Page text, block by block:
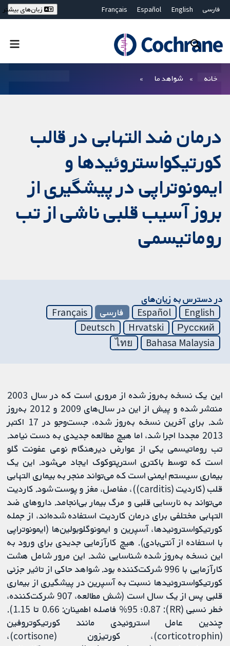
فارسی English
Español
Français
Bahasa Malaysia
ไทย
繁體中文
زبان‌های بیشتر
خانه شواهد ما
درمان ضد التهابی در قالب
کورتیکواستروئیدها و
ایمونوتراپی در پیشگیری از
بروز آسیب قلبی ناشی از تب
روماتیسمی
در دسترس به زیان‌های
English
Español فارسی
Français
Русский
Hrvatski
Deutsch
Bahasa Malaysia
ไทย
این یک نسخه به‌روز شده از مروری است که در سال 2003
منتشر شده و پیش از این در سال‌های 2009 و 2012 به‌روز
شد. برای آخرین نسخه به‌روز شده، جست‌وجو در 17 اکتبر
2013 مجددا اجرا شد، اما هیچ مطالعه جدیدی به دست نیامد.
تب روماتیسمی یکی از عوارض دیرهنگام نوعی عفونت گلو
است که توسط باکتری استرپتوکوک ایجاد می‌شود. این یک
بیماری سیستم ایمنی است که می‌تواند منجر به بیماری التهابی
قلب (کاردیت (carditis))، مفاصل، مغز و پوست شود. کاردیت
می‌تواند به نارسایی قلبی و مرگ بیمار بی‌انجامد. داروهای ضد
التهابی مختلفی برای درمان کاردیت استفاده شده‌اند، از جمله
کورتیکواستروئیدها، آسپرین و ایمونوگلوبولین‌ها (ایمونوتراپی
با استفاده از آنتی‌بادی). هیچ کارآزمایی جدیدی برای ورود به
این نسخه به‌روز شده شناسایی نشد. این مرور شامل هشت
کارآزمایی با 996 شرکت‌کننده بود. شواهد حاکی از تاثیر جزئی
کورتیکواستروئیدها نسبت به آسپرین در پیشگیری از بیماری
قلبی پس از یک سال است (شش مطالعه، 907 شرکت‌کننده،
خطر نسبی (RR): 0.87؛ 95% فاصله اطمینان: 0.66 تا 1.15).
چندین عامل استروئیدی مانند کورتیکوتروفین
(corticotrophin)، کورتیزون (cortisone)،